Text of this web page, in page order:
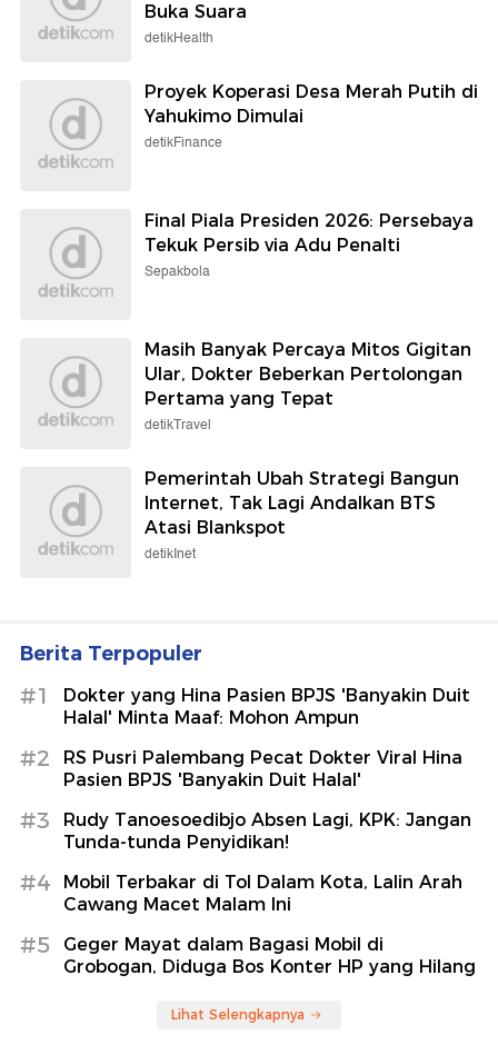
Buka Suara
detikHealth
Proyek Koperasi Desa Merah Putih di
Yahukimo Dimulai
detikFinance
Final Piala Presiden 2026: Persebaya
Tekuk Persib via Adu Penalti
Sepakbola
Masih Banyak Percaya Mitos Gigitan
Ular, Dokter Beberkan Pertolongan
Pertama yang Tepat
detikTravel
Pemerintah Ubah Strategi Bangun
Internet, Tak Lagi Andalkan BTS
Atasi Blankspot
detikInet
Berita Terpopuler
#1
Dokter yang Hina Pasien BPJS 'Banyakin Duit
Halal' Minta Maaf: Mohon Ampun
#2
RS Pusri Palembang Pecat Dokter Viral Hina
Pasien BPJS 'Banyakin Duit Halal'
#3
Rudy Tanoesoedibjo Absen Lagi, KPK: Jangan
Tunda-tunda Penyidikan!
#4
Mobil Terbakar di Tol Dalam Kota, Lalin Arah
Cawang Macet Malam Ini
#5
Geger Mayat dalam Bagasi Mobil di
Grobogan, Diduga Bos Konter HP yang Hilang
Lihat Selengkapnya